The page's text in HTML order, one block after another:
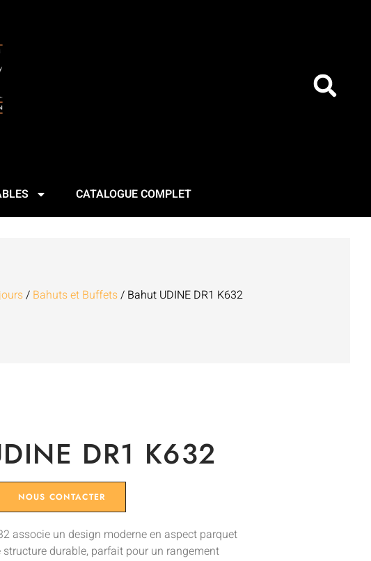
CATALOGUE COMPLET
/ Bahuts et Buffets/ Bahut UDINE DR1 K632
DR1 K632
NOUS CONTACTER
associe un design moderne en aspect parquet
durable, parfait pour un rangement